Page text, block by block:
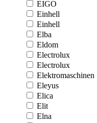
EIGO
Einhell
Einhell
Elba
Eldom
Electrolux
Electrolux
Elektromaschinen
Eleyus
Elica
Elit
Elna